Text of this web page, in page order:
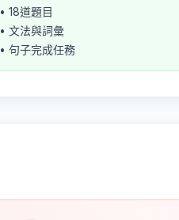
• 18道題目
• 文法與詞彙
• 句子完成任務